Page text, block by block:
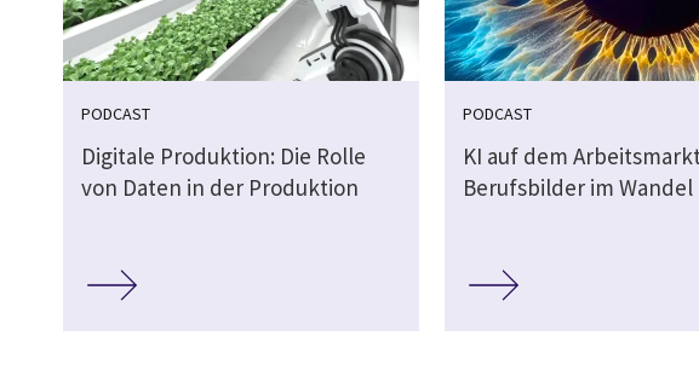
PODCAST
Digitale Produktion: Die Rolle
von Daten in der Produktion
PODCAST
KI auf dem
Berufsbilder im Wandel